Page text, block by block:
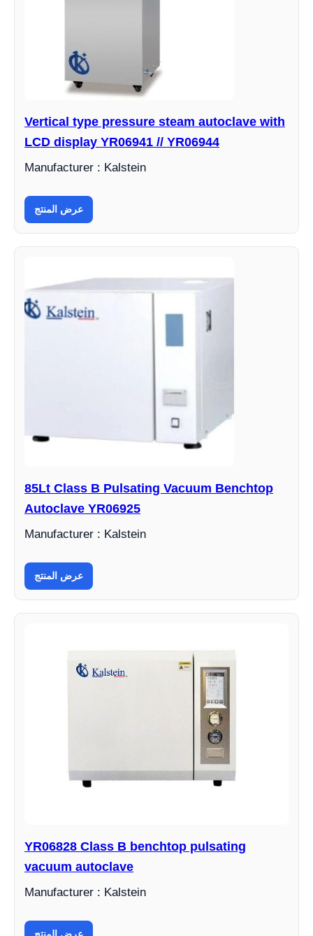
Vertical type pressure steam autoclave with
LCD display YR06941 // YR06944
Manufacturer : Kalstein
عرض المنتج
85Lt Class B Pulsating Vacuum Benchtop
Autoclave YR06925
Manufacturer : Kalstein
عرض المنتج
YR06828 Class B benchtop pulsating
vacuum autoclave
Manufacturer : Kalstein
عرض المنتج